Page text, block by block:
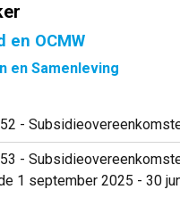
en OCMW
en Samenleving
-
-
1 september 2025 - 30